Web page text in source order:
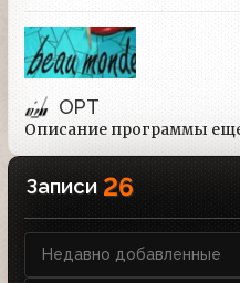
ОРТ
Описание программы
Записи 26